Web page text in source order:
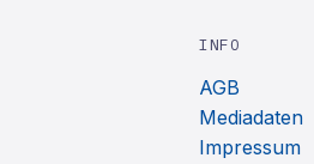
INFO
AGB
Mediadaten
Impressum